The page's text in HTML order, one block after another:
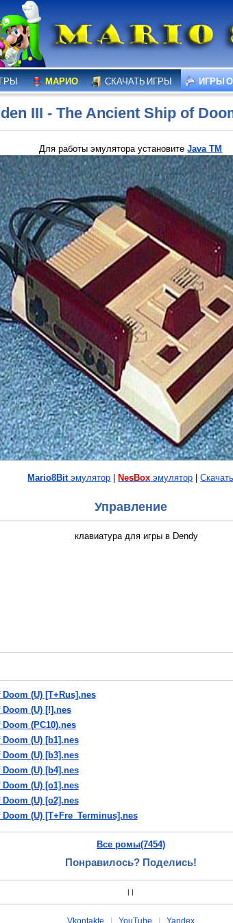
МАРИО СКАЧАТЬ ИГРЫ ИГРЫ
III - The Ancient Ship of
Для работы эмулятора установитеJava TM
Mario8Bit эмулятор |NesBox эмулятор |Скачать
Управление
(U) [T+Rus].nes
(U) [!].nes
(PC10).nes
(U) [b1].nes
(U) [b3].nes
(U) [b4].nes
(U) [o1].nes
(U) [o2].nes
(U) [T+Fre_Terminus].nes
(U) [T+Por1.0_CBT].nes
Doom (U) [T+Por100%_ZERO].nes
Doom (U) [t1].nes
Все ромы(7454)
Понравилось? Поделись!
||
Vkontakte | YouTube | Yandex